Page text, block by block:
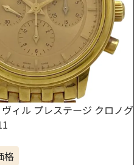
ィル プレステージ クロノグ
格